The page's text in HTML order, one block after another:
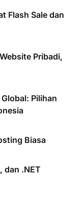
Flash Sale dan
Pribadi,
Pilihan
Biasa
dan .NET